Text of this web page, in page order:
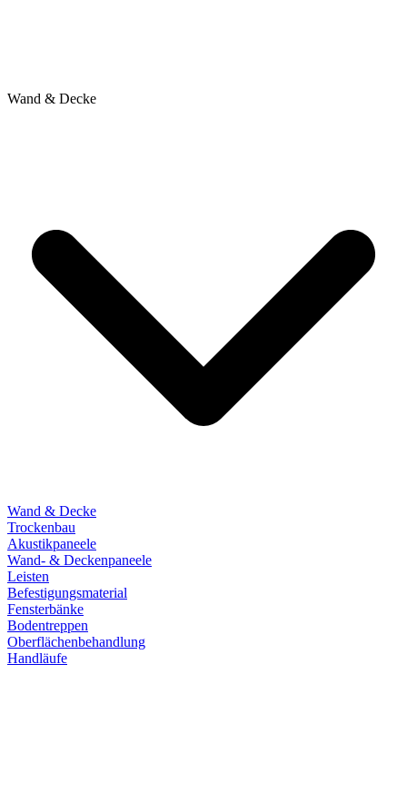
Wand & Decke
Wand & Decke
Trockenbau
Akustikpaneele
Wand- & Deckenpaneele
Leisten
Befestigungsmaterial
Fensterbänke
Bodentreppen
Oberflächenbehandlung
Handläufe